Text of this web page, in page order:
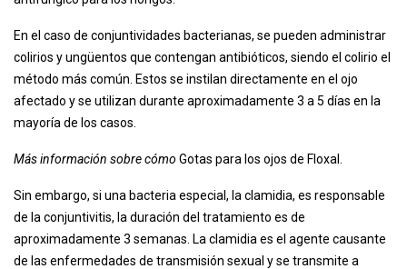
En el caso de conjuntividades bacterianas, se pueden administrar
colirios y ungüentos que contengan antibióticos, siendo el colirio el
método más común. Estos se instilan directamente en el ojo
afectado y se utilizan durante aproximadamente 3 a 5 días en la
mayoría de los casos.
Más información sobre cómo Gotas para los ojos de Floxal.
Sin embargo, si una bacteria especial, la clamidia, es responsable
de la conjuntivitis, la duración del tratamiento es de
aproximadamente 3 semanas. La clamidia es el agente causante
de las enfermedades de transmisión sexual y se transmite a